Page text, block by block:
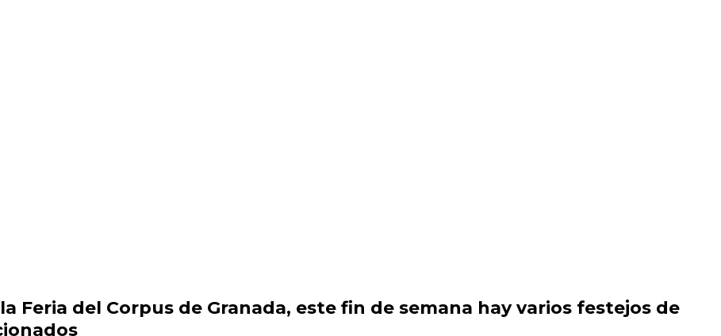
Feria del Corpus de Granada, este fin de semana hay varios festejos de